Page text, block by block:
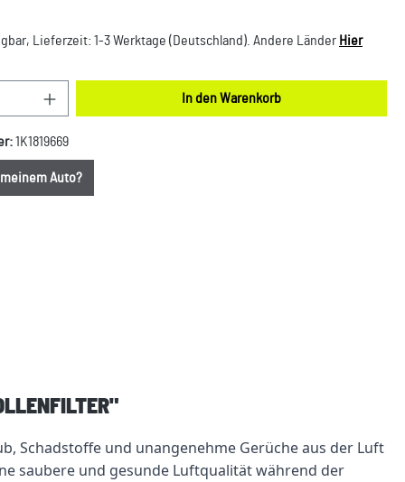
Lieferzeit: 1-3 Werktage (Deutschland). Andere Länder Hier
Gib den gewünschten Wert ein oder
In den Warenkorb
1K1819669
meinem Auto?
Schadstoffe und unangenehme Gerüche aus der Luft
saubere und gesunde Luftqualität während der